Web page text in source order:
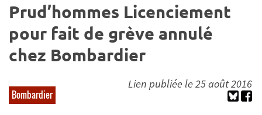
Prud’hommes Licenciement
pour fait de grève annulé
chez Bombardier
Bombardier
Lien publiée le 25 août 2016